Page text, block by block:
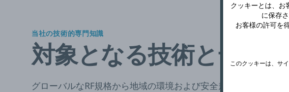
当社の技術的専門知識
対象となる技術とデバ
グローバルなRF規格から地域の環境および安全規制まで、当社
クッキーとは、お
に保存
お客様の許可を
このクッキーは、サ